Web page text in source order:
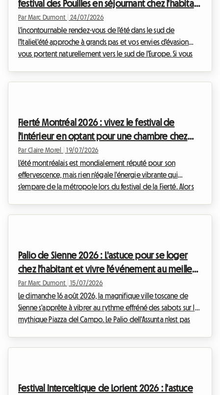
festival des Pouilles en séjournant chez l'habitant
avec Roomlala
Par Marc Dumont 24/07/2026
L'incontournable rendez-vous de l'été dans le sud de
l'ItalieL'été approche à grands pas et vos envies d'évasion
vous portent naturellement vers le sud de l'Europe. Si vous
traditions ancestrales du Salento avec une éner...
Fierté Montréal 2026 : vivez le festival de
l'intérieur en optant pour une chambre chez
l'habitant avec Roomlala
Par Claire Morel 19/07/2026
L'été montréalais est mondialement réputé pour son
effervescence, mais rien n'égale l'énergie vibrante qui
s'empare de la métropole lors du festival de la Fierté. Alors
l'enthousiasme laisse rapidement place à...
Palio de Sienne 2026 : L'astuce pour se loger
chez l'habitant et vivre l'événement au meilleur
prix
Par Marc Dumont 15/07/2026
Le dimanche 16 août 2026, la magnifique ville toscane de
Sienne s'apprête à vibrer au rythme effréné des sabots sur la
mythique Piazza del Campo. Le Palio dell'Assunta n'est pas
affluence massive transforme...
Festival Interceltique de Lorient 2026 : l'astuce